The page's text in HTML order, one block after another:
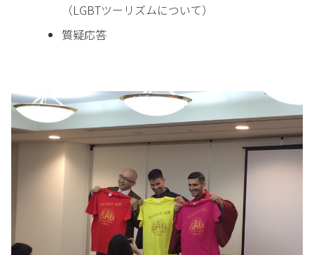
（LGBTツーリズムについて）
質疑応答